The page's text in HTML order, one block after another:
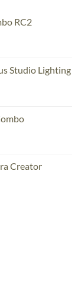
RC2
Studio Lighting
Creator